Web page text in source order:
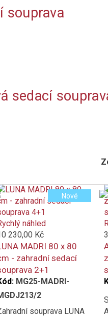
souprava
sedací
náhled
230,00 Kč
Nové
MADRI 80 x 80
- zahradní sedací
2+1
MG25-MADRI-
2
souprava LUNA